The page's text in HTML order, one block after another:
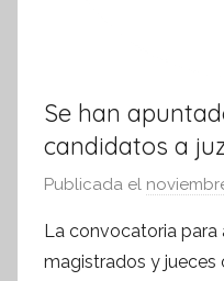
Se han
candidatos a
Publicada el
La convocatoria para
magistrados y jueces